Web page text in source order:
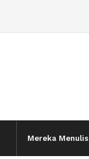
Mereka Menulis